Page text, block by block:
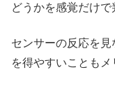
どうかを感覚だけで
センサーの反応を
を得やすいこともメ